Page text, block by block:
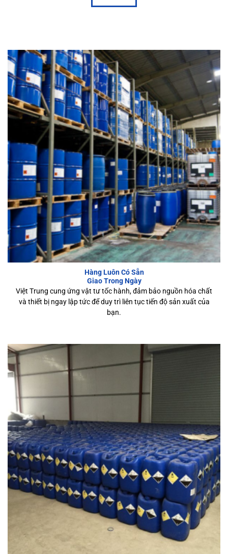
Hàng Luôn Có Sẵn
Giao Trong Ngày
Việt Trung cung ứng vật tư tốc hành, đảm bảo nguồn hóa chất
và thiết bị ngay lập tức để duy trì liên tục tiến độ sản xuất của
bạn.